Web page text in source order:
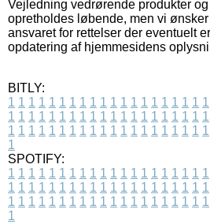
Vejledning vedrørende produkter
opretholdes løbende, men vi
ansvaret for rettelser der eventuelt
opdatering af hjemmesidens
BITLY:
1 1 1 1 1 1 1 1 1 1 1 1 1 1 1 1 1 1 1 1
1 1 1 1 1 1 1 1 1 1 1 1 1 1 1 1 1 1 1 1
1 1 1 1 1 1 1 1 1 1 1 1 1 1 1 1 1 1 1 1
1
SPOTIFY:
1 1 1 1 1 1 1 1 1 1 1 1 1 1 1 1 1 1 1 1
1 1 1 1 1 1 1 1 1 1 1 1 1 1 1 1 1 1 1 1
1 1 1 1 1 1 1 1 1 1 1 1 1 1 1 1 1 1 1 1
1